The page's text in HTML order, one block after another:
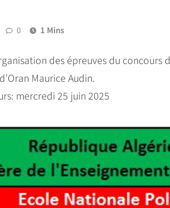
0 1 Mins
des épreuves du concours
Maurice Audin.
mercredi 25 juin 2025